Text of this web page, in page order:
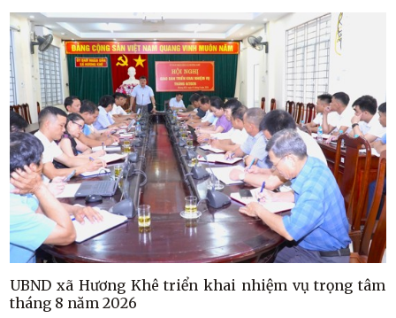
UBND xã Hương Khê triển khai nhiệm vụ trọng tâm
tháng 8 năm 2026